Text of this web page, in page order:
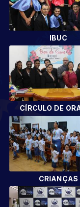
IBUC
CÍRCULO DE
CRIANÇAS